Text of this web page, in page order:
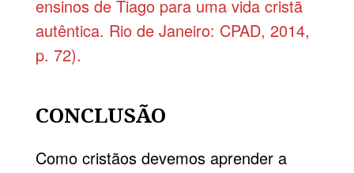
ensinos de Tiago para uma vida cristã
autêntica. Rio de Janeiro: CPAD, 2014,
p. 72).
CONCLUSÃO
Como cristãos devemos aprender a